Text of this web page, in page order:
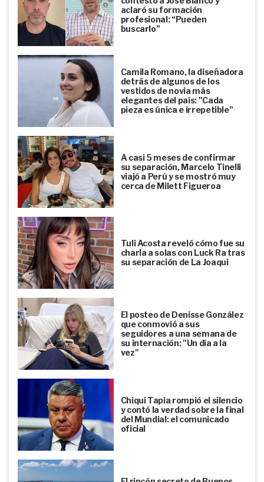
aclaró su formación
profesional: “Pueden
buscarlo”
Camila Romano, la diseñadora
detrás de algunos de los
vestidos de novia más
elegantes del país: "Cada
pieza es única e irrepetible"
A casi 5 meses de confirmar
su separación, Marcelo Tinelli
viajó a Perú y se mostró muy
cerca de Milett Figueroa
Tuli Acosta reveló cómo fue su
charla a solas con Luck Ra tras
su separación de La Joaqui
El posteo de Denisse González
que conmovió a sus
seguidores a una semana de
su internación: "Un día a la
vez"
Chiqui Tapia rompió el silencio
y contó la verdad sobre la final
del Mundial: el comunicado
oficial